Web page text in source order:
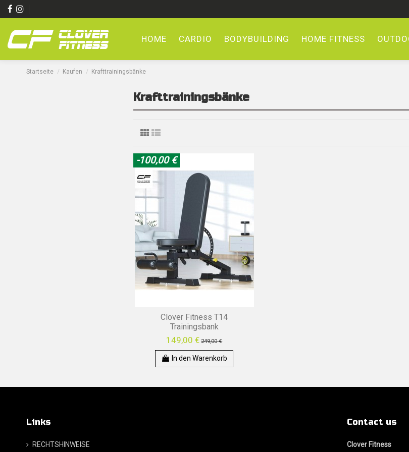
HOME CARDIO BODYBUILDING HOME FITNESS
Startseite Kaufen Krafttrainingsbänke
Krafttrainingsbänke
-100,00 €
Clover Fitness T14
Trainingsbank
149,00 € 249,00 €
In den Warenkorb
Links
RECHTSHINWEISE
Contact us
Clover Fitness